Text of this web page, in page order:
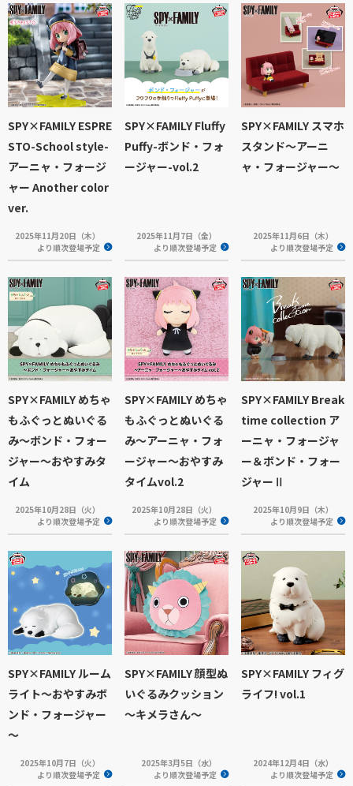
SPY×FAMILY ESPRE
STO-School style-
アーニャ・フォージ
ャー Another color
ver.
2025年11月20日（木）
より順次登場予定
SPY×FAMILY Fluffy
Puffy-ボンド・フォ
ージャー-vol.2
2025年11月7日（金）
より順次登場予定
SPY×FAMILY スマホ
スタンド～アーニ
ャ・フォージャー～
2025年11月6日（木）
より順次登場予定
SPY×FAMILY めちゃ
もふぐっとぬいぐる
み～ボンド・フォー
ジャー～おやすみタ
イム
2025年10月28日（火）
より順次登場予定
SPY×FAMILY めちゃ
もふぐっとぬいぐる
み～アーニャ・フォ
ージャー～おやすみ
タイムvol.2
2025年10月28日（火）
より順次登場予定
SPY×FAMILY Break
time collection ア
ーニャ・フォージャ
ー＆ボンド・フォー
ジャーⅡ
2025年10月9日（木）
より順次登場予定
SPY×FAMILY ルーム
ライト～おやすみボ
ンド・フォージャー
～
2025年10月7日（火）
より順次登場予定
SPY×FAMILY 顔型ぬ
いぐるみクッション
～キメラさん～
2025年3月5日（水）
より順次登場予定
SPY×FAMILY フィグ
ライフ! vol.1
2024年12月4日（水）
より順次登場予定